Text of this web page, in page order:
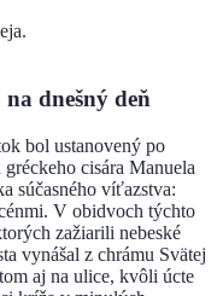
dnešný deň
bol ustanovený po
cisára Manuela
súčasného víťazstva:
V obidvoch týchto
zažiarili nebeské
vynášal z chrámu Svätej
aj na ulice, kvôli úcte